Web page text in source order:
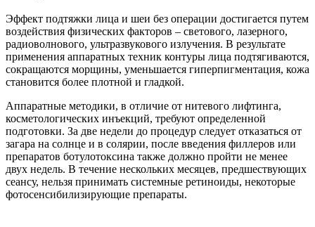
Эффект подтяжки лица и шеи без операции достигается путем
воздействия физических факторов – светового, лазерного,
радиоволнового, ультразвукового излучения. В результате
применения аппаратных техник контуры лица подтягиваются,
сокращаются морщины, уменьшается гиперпигментация, кожа
становится более плотной и гладкой.
Аппаратные методики, в отличие от нитевого лифтинга,
косметологических инъекций, требуют определенной
подготовки. За две недели до процедур следует отказаться от
загара на солнце и в солярии, после введения филлеров или
препаратов ботулотоксина также должно пройти не менее
двух недель. В течение нескольких месяцев, предшествующих
сеансу, нельзя принимать системные ретиноиды, некоторые
фотосенсибилизирующие препараты.